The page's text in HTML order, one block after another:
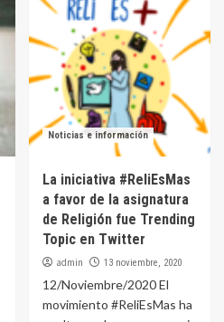
Noticias e información
La iniciativa #ReliEsMas
a favor de la asignatura
de Religión fue Trending
Topic en Twitter
admin 13 noviembre, 2020
12/Noviembre/2020 El
movimiento #ReliEsMas ha